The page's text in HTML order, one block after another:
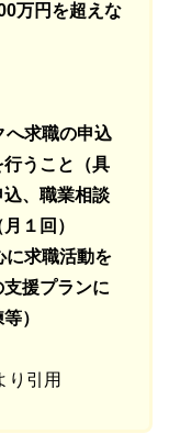
万円を超えな
求職の申込
うこと（具
、職業相談
１回）
求職活動を
援プランに
）
り引用